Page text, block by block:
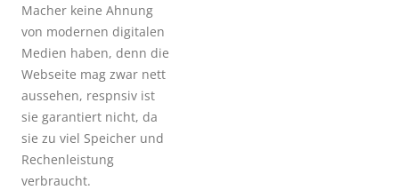
Macher keine Ahnung
von modernen digitalen
Medien haben, denn die
Webseite mag zwar nett
aussehen, respnsiv ist
sie garantiert nicht, da
sie zu viel Speicher und
Rechenleistung
verbraucht.